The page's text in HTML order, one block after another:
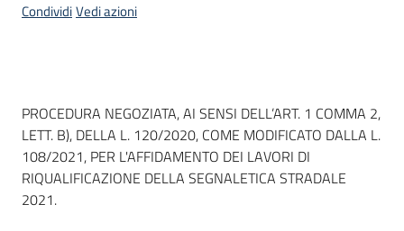
telematiche
CondividiVedi azioni
Dati del bando
PROCEDURA NEGOZIATA, AI SENSI DELL’ART. 1 COMMA 2,
LETT. B), DELLA L. 120/2020, COME MODIFICATO DALLA L.
108/2021, PER L'AFFIDAMENTO DEI LAVORI DI
RIQUALIFICAZIONE DELLA SEGNALETICA STRADALE
2021.